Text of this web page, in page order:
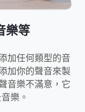
樂等
加任何類型的音
加你的聲音來製
音樂不滿意，它
樂。